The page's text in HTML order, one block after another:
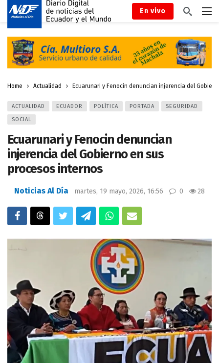
En vivo
Home Actualidad Ecuarunari y Fenocin denuncian injerencia del
ACTUALIDAD ECUADOR POLÍTICA PORTADA SEGURIDAD
SOCIAL
Ecuarunari y Fenocin denuncian
injerencia del Gobierno en sus
procesos internos
Noticias Al Día martes, 19 mayo, 2026, 16:56 0 28